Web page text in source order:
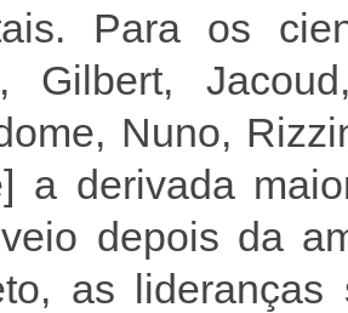
Para os
Gilbert,
Nuno,
a derivada
depois da
as